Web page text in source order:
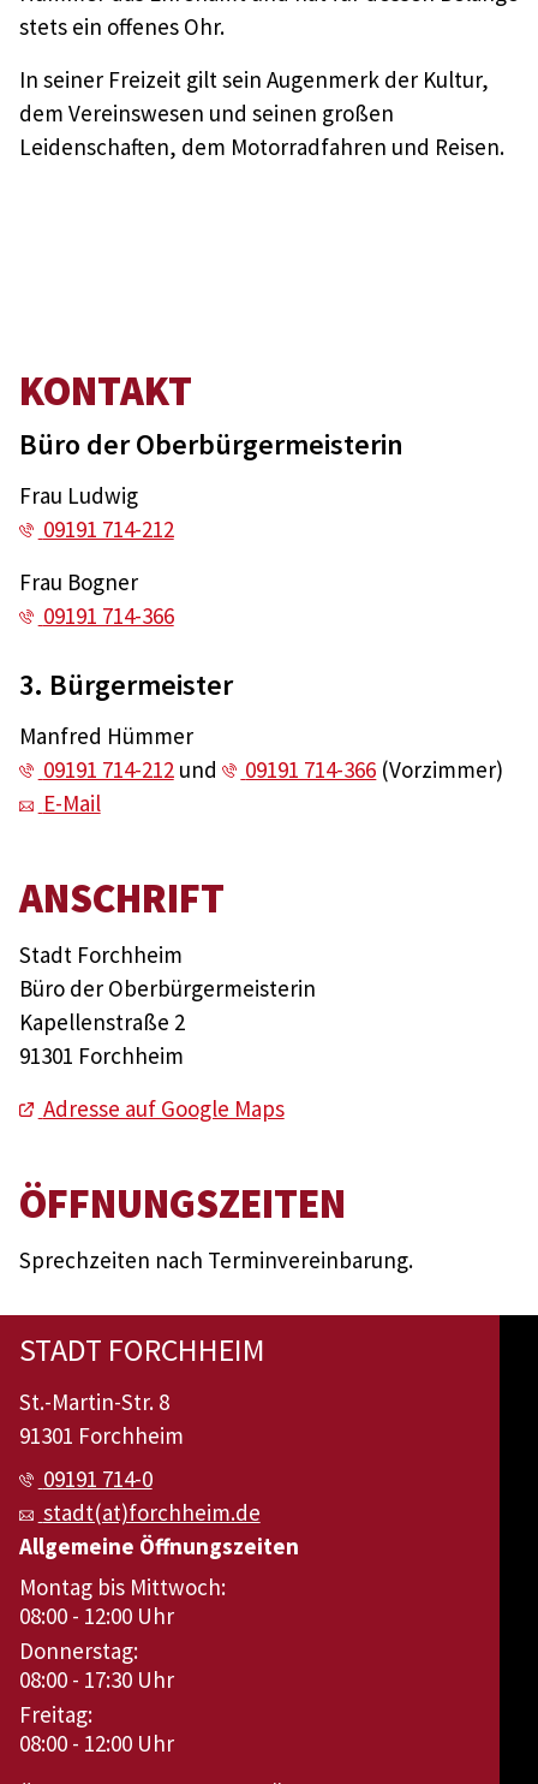
stets ein offenes Ohr.
In seiner Freizeit gilt sein Augenmerk der Kultur,
dem Vereinswesen und seinen großen
Leidenschaften, dem Motorradfahren und Reisen.
KONTAKT
Büro der Oberbürgermeisterin
Frau Ludwig
09191 714-212
Frau Bogner
09191 714-366
3. Bürgermeister
Manfred Hümmer
09191 714-212und 09191 714-366 (Vorzimmer)
E-Mail
ANSCHRIFT
Stadt Forchheim
Büro der Oberbürgermeisterin
Kapellenstraße 2
91301 Forchheim
Adresse auf Google Maps
ÖFFNUNGSZEITEN
Sprechzeiten nach Terminvereinbarung.
STADT FORCHHEIM
St.-Martin-Str. 8
91301 Forchheim
09191 714-0
stadt(at)forchheim.de
Allgemeine Öffnungszeiten
Montag bis Mittwoch:
08:00 - 12:00 Uhr
Donnerstag:
08:00 - 17:30 Uhr
Freitag:
08:00 - 12:00 Uhr